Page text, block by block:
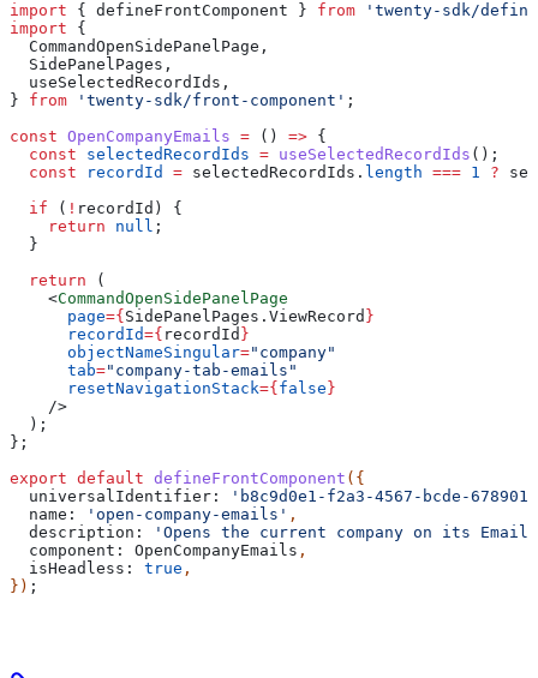
import { defineFrontComponent } from 'twenty-sdk/
import {
  CommandOpenSidePanelPage
,
  SidePanelPages
,
  useSelectedRecordIds
,
} from 'twenty-sdk/front-component' ;
const OpenCompanyEmails = () => {
  const
selectedRecordIds = useSelectedRecordIds ();
  const
recordId = selectedRecordIds . length === 1 ?
  if
( ! recordId ) {
    return
null ;
  }
  return
(
    <
CommandOpenSidePanelPage
      page
={ SidePanelPages . ViewRecord }
      recordId
={ recordId }
      objectNameSingular
="company"
      tab
="company-tab-emails"
      resetNavigationStack
={ false }
    />
  );
};
export default defineFrontComponent ({
  universalIdentifier:
'b8c9d0e1-f2a3-4567-bcde-
  name:
'open-company-emails' ,
  description:
'Opens the current company on its
  component:
OpenCompanyEmails ,
  isHeadless:
true ,
}) ;